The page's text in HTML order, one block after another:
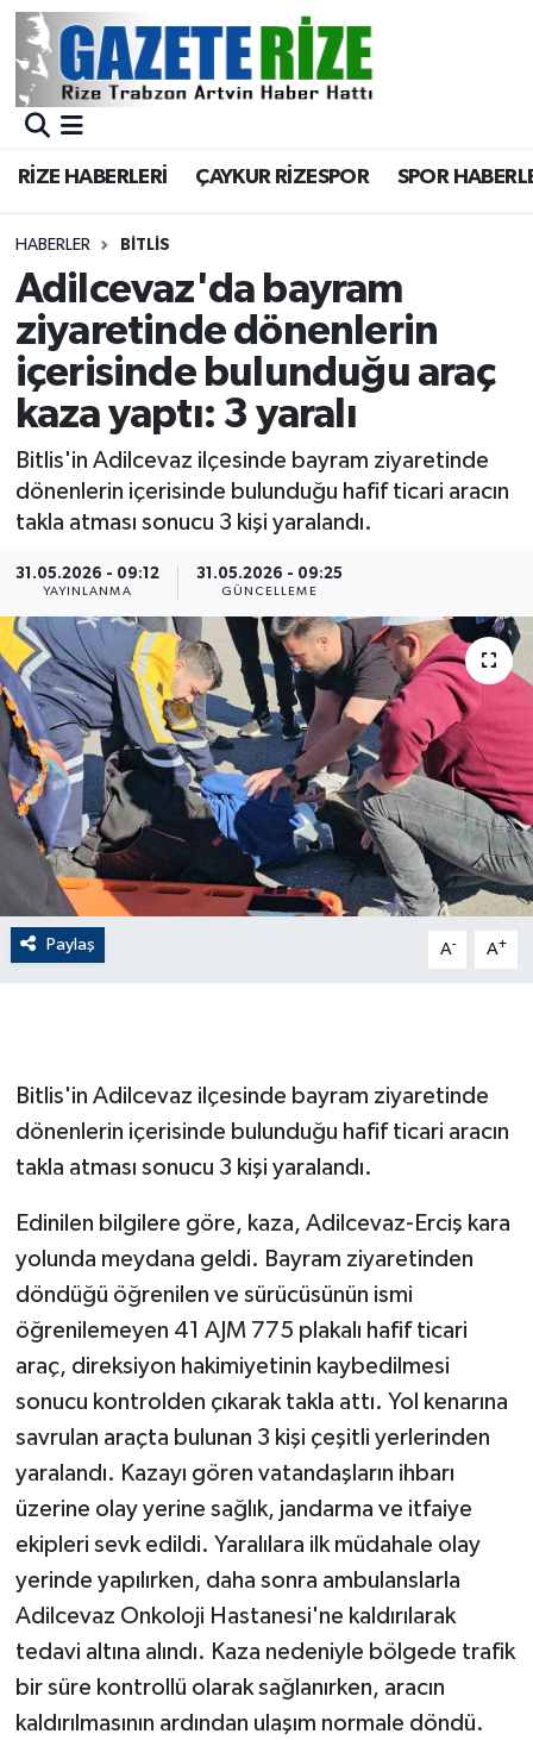
RİZE HABERLERİ ÇAYKUR RİZESPOR SPOR
HABERLER BITLIS
Adilcevaz'da bayram
ziyaretinde dönenlerin
içerisinde bulunduğu araç
kaza yaptı: 3 yaralı
Bitlis'in Adilcevaz ilçesinde bayram ziyaretinde
dönenlerin içerisinde bulunduğu hafif ticari aracın
takla atması sonucu 3 kişi yaralandı.
31.05.2026 - 09:12
YAYINLANMA
31.05.2026 - 09:25
GÜNCELLEME
Paylaş A- A+
Bitlis'in Adilcevaz ilçesinde bayram ziyaretinde
dönenlerin içerisinde bulunduğu hafif ticari aracın
takla atması sonucu 3 kişi yaralandı.
Edinilen bilgilere göre, kaza, Adilcevaz-Erciş kara
yolunda meydana geldi. Bayram ziyaretinden
döndüğü öğrenilen ve sürücüsünün ismi
öğrenilemeyen 41 AJM 775 plakalı hafif ticari
araç, direksiyon hakimiyetinin kaybedilmesi
sonucu kontrolden çıkarak takla attı. Yol kenarına
savrulan araçta bulunan 3 kişi çeşitli yerlerinden
yaralandı. Kazayı gören vatandaşların ihbarı
üzerine olay yerine sağlık, jandarma ve itfaiye
ekipleri sevk edildi. Yaralılara ilk müdahale olay
yerinde yapılırken, daha sonra ambulanslarla
Adilcevaz Onkoloji Hastanesi'ne kaldırılarak
tedavi altına alındı. Kaza nedeniyle bölgede trafik
bir süre kontrollü olarak sağlanırken, aracın
kaldırılmasının ardından ulaşım normale döndü.
BÖLGEMİZ
Asayiş
Rize Jandarma Komutanlığı
Bilim Teknoloji
Advertising news
Canlı Maç
ÇEVRE
Dış Haberler
Dünya
EĞİTİM
EKONOMİ
English News
Finans
GENEL
HABERDE İNSAN
İNSAN
İş Dünyası
Jandarma
Kadın
KÜLTÜR SANAT
Otomobil
Merkez Nöbetçi Eczaneler
Merkez Trafik Yoğunluk Haritası
Süper Lig Puan Durumu ve Fikstür
Tüm Manşetler
Son Dakika Haberleri
Haber Arşivi